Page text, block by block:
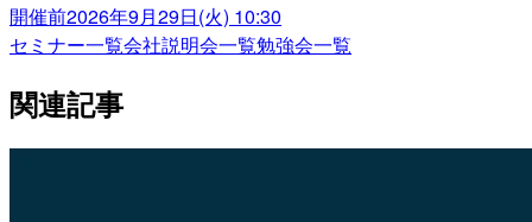
開催前2026年9月29日(火) 10:30
セミナー一覧会社説明会一覧勉強会一覧
関連記事